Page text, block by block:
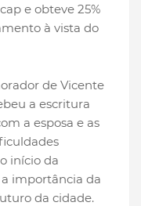
e obteve 25%
à vista do
de Vicente
a escritura
a esposa e as
início da
importância da
da cidade.